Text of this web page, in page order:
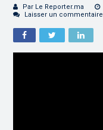
Par Le Reporter.ma
Laisser un commentaire